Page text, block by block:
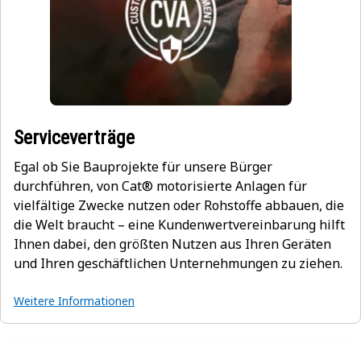
Serviceverträge
Egal ob Sie Bauprojekte für unsere Bürger
durchführen, von Cat® motorisierte Anlagen für
vielfältige Zwecke nutzen oder Rohstoffe abbauen, die
die Welt braucht – eine Kundenwertvereinbarung hilft
Ihnen dabei, den größten Nutzen aus Ihren Geräten
und Ihren geschäftlichen Unternehmungen zu ziehen.
Weitere Informationen